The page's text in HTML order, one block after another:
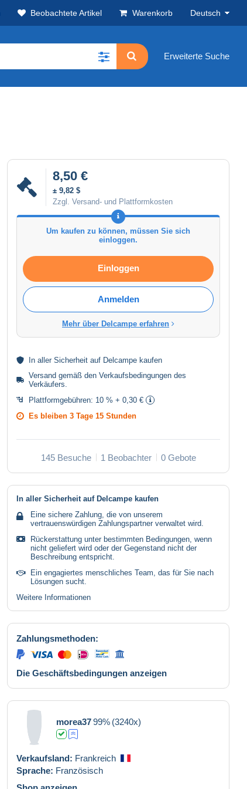
Beobachtete Artikel Warenkorb Deutsch
Erweiterte Suche
8,50 €
± 9,82 $
Zzgl. Versand- und Plattformkosten
Um kaufen zu können, müssen Sie sich
einloggen.
Einloggen
Anmelden
Mehr über Delcampe erfahren
In aller Sicherheit auf Delcampe kaufen
Versand gemäß den Verkaufsbedingungen des
Verkäufers
Plattformgebühren: 10 % + 0,30 €
Es bleiben 3 Tage 15 Stunden
145 Besuche 1 Beobachter 0 Gebote
In aller Sicherheit auf Delcampe kaufen
Eine sichere Zahlung, die von unserem
vertrauenswürdigen Zahlungspartner verwaltet wird.
Rückerstattung unter bestimmten Bedingungen, wenn
nicht geliefert wird oder der Gegenstand nicht der
Beschreibung entspricht.
Ein engagiertes menschliches Team, das für Sie nach
Lösungen sucht.
Weitere Informationen
Zahlungsmethoden:
Die Geschäftsbedingungen anzeigen
morea3799% (3240x)
Verkaufsland: Frankreich
Sprache: Französisch